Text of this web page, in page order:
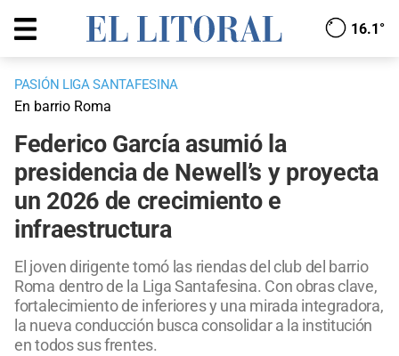
16.1°
PASIÓN LIGA SANTAFESINA
En barrio Roma
Federico García asumió la
presidencia de Newell’s y proyecta
un 2026 de crecimiento e
infraestructura
El joven dirigente tomó las riendas del club del barrio
Roma dentro de la Liga Santafesina. Con obras clave,
fortalecimiento de inferiores y una mirada integradora,
la nueva conducción busca consolidar a la institución
en todos sus frentes.